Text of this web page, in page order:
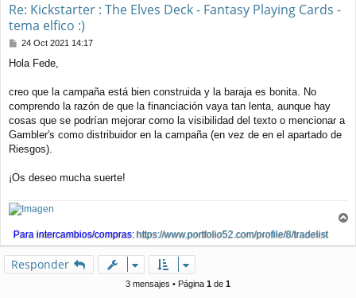
Re: Kickstarter : The Elves Deck - Fantasy Playing Cards -
tema elfico :)
M
n
a
24 Oct 2021 14:17
Hola Fede,
creo que la campaña está bien construida y la baraja es bonita. No
comprendo la razón de que la financiación vaya tan lenta, aunque hay
cosas que se podrían mejorar como la visibilidad del texto o mencionar a
Gambler's como distribuidor en la campaña (en vez de en el apartado de
Riesgos).
¡Os deseo mucha suerte!
Para intercambios/compras: https://www.portfolio52.com/profile/8/tradelist
r
Responder
3 mensajes • Página 1 de 1